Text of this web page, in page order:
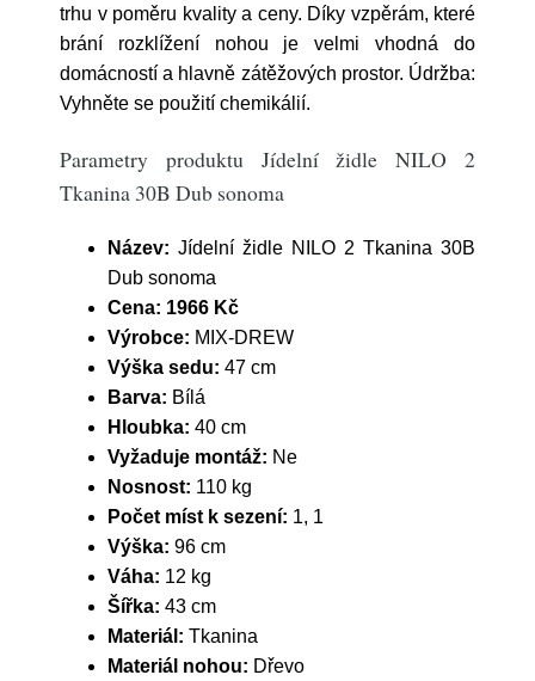
trhu v poměru kvality a ceny. Díky vzpěrám, které
brání rozklížení nohou je velmi vhodná do
domácností a hlavně zátěžových prostor. Údržba:
Vyhněte se použití chemikálií.
Parametry produktu Jídelní židle NILO 2
Tkanina 30B Dub sonoma
Název: Jídelní židle NILO 2 Tkanina 30B
Dub sonoma
Cena: 1966 Kč
Výrobce: MIX-DREW
Výška sedu: 47 cm
Barva: Bílá
Hloubka: 40 cm
Vyžaduje montáž: Ne
Nosnost: 110 kg
Počet míst k sezení: 1, 1
Výška: 96 cm
Váha: 12 kg
Šířka: 43 cm
Materiál: Tkanina
Materiál nohou: Dřevo